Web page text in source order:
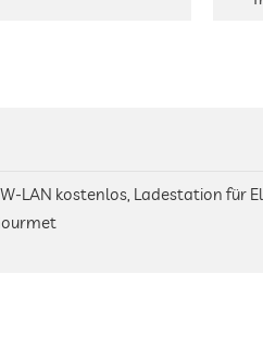
LAN kostenlos, Ladestation für